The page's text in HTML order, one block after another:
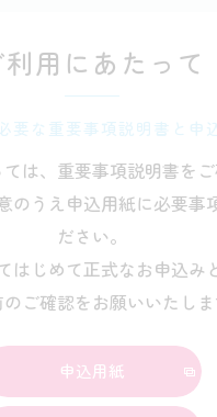
利用にあたって
要な重要事項説明書と申
は、重要事項説明書を
のうえ申込用紙に必要事
ださい。
はじめて正式なお申込み
ご確認をお願いいたしま
申込用紙